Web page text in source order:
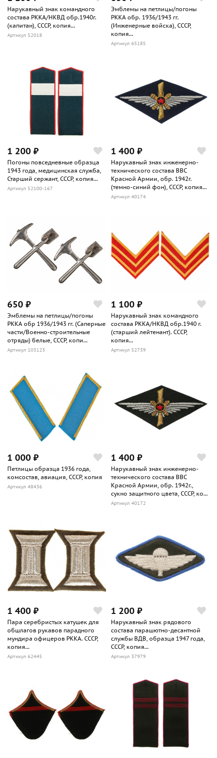
Нарукавный знак командного
состава РККА/НКВД обр.1940г.
(капитан), СССР, копия...
Артикул 52018
Эмблемы на петлицы/погоны
РККА обр. 1936/1943 гг.
(Инженерные войска), СССР,
копия...
Артикул 65185
1 200 ₽
Погоны повседневные образца
1943 года, медицинская служба,
Старший сержант, СССР, копия...
Артикул 52100-167
1 400 ₽
Нарукавный знак инженерно-
технического состава ВВС
Красной Армии, обр. 1942г.
(темно-синий фон), СССР, копия...
Артикул 40174
650 ₽
Эмблемы на петлицы/погоны
РККА обр 1936/1943 гг. (Саперные
части/Военно-строительные
отряды) белые, СССР, копи...
Артикул 103123
1 100 ₽
Нарукавный знак командного
состава РККА/НКВД обр.1940 г.
(старший лейтенант). СССР,
копия...
Артикул 52739
1 000 ₽
Петлицы образца 1936 года,
комсостав, авиация, СССР, копия
Артикул 48436
1 400 ₽
Нарукавный знак инженерно-
технического состава ВВС
Красной Армии, обр. 1942г.,
сукно защитного цвета, СССР, ко...
Артикул 40172
1 400 ₽
Пара серебристых катушек для
обшлагов рукавов парадного
мундира офицеров РККА. СССР,
копия...
Артикул 62445
1 200 ₽
Нарукавный знак рядового
состава парашютно-десантной
службы ВДВ, образца 1947 года,
СССР, копия...
Артикул 37979